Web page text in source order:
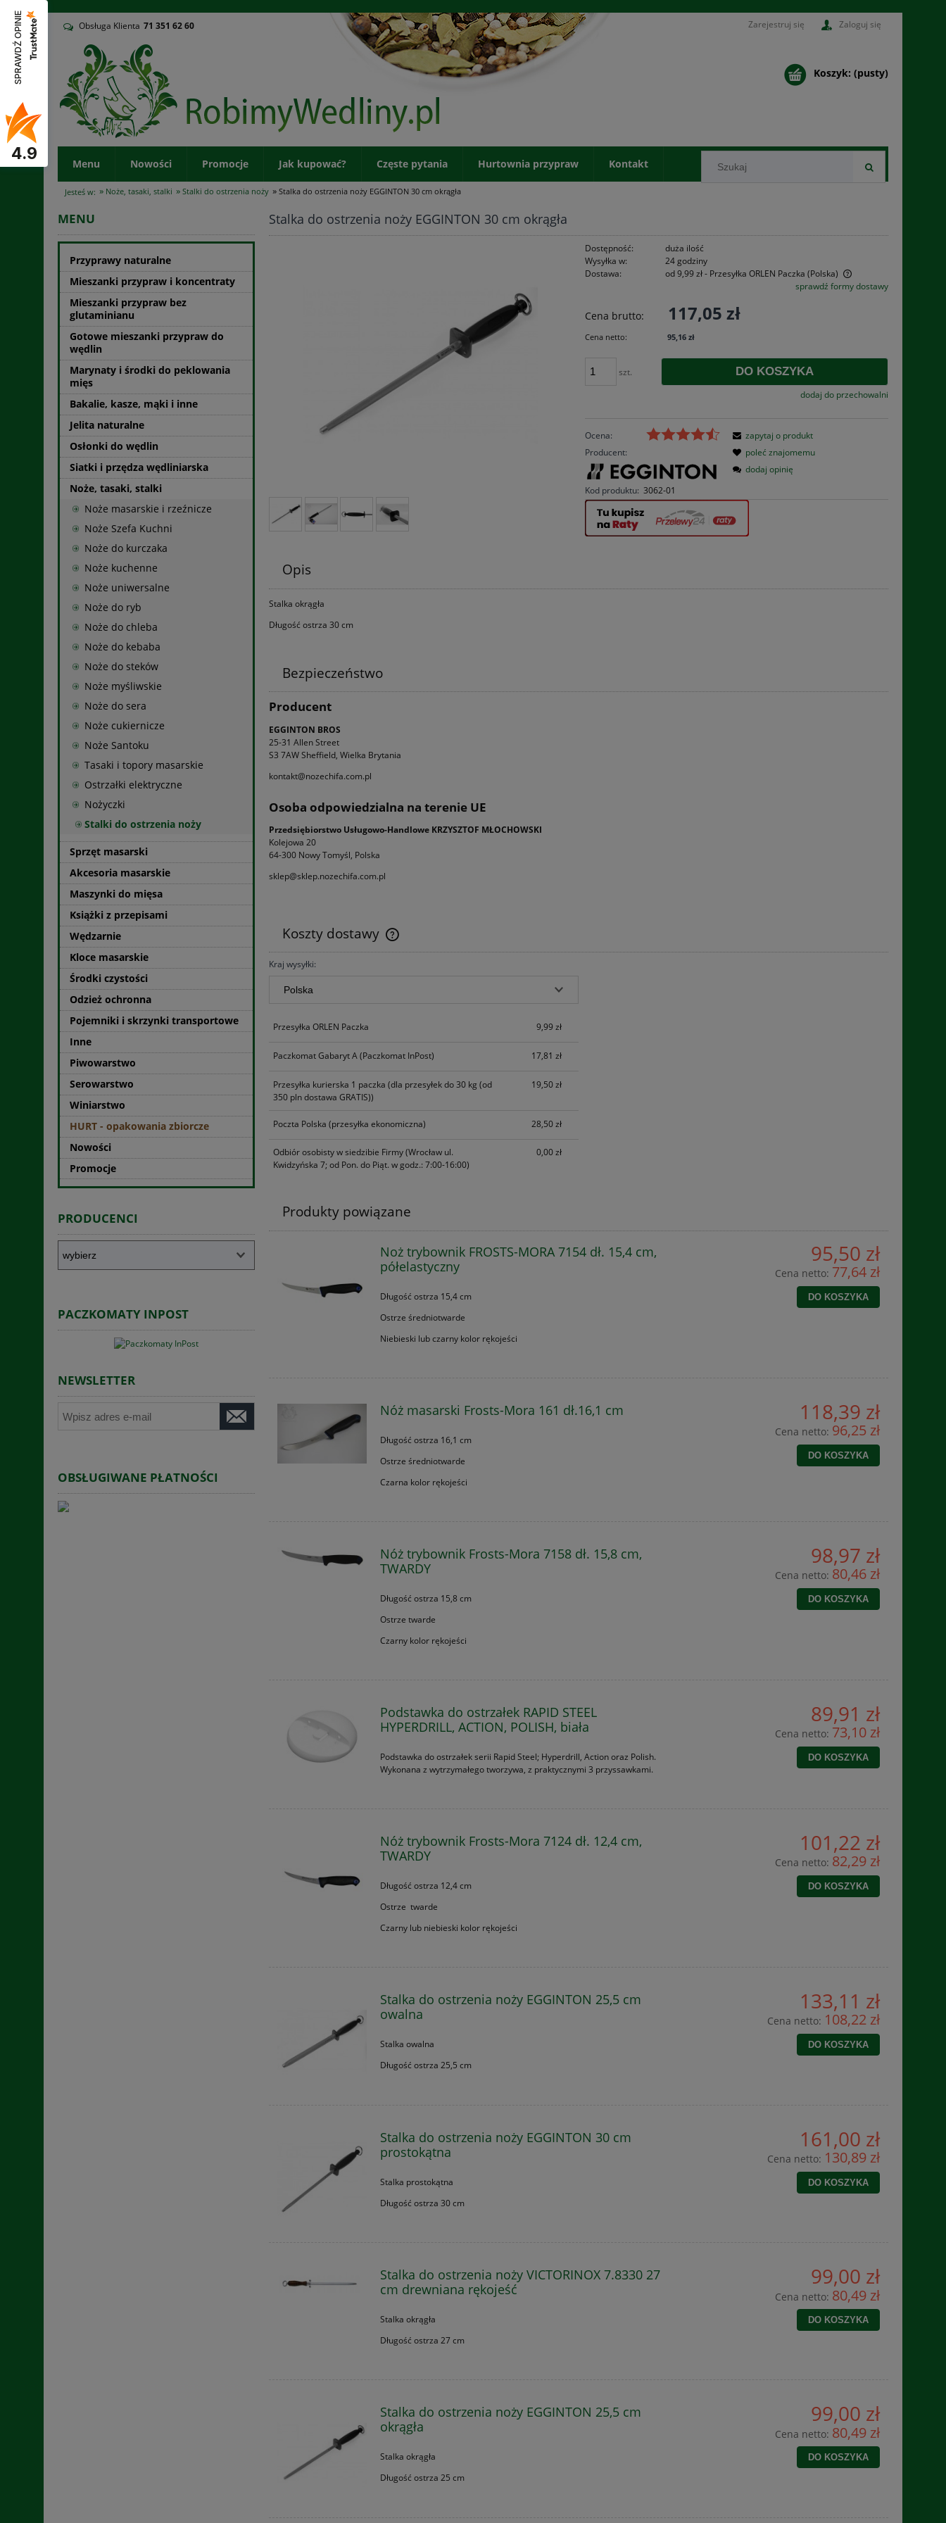
Obsługa Klienta 71 351 62 60 Zarejestruj się Zaloguj się
Koszyk: (pusty)
Menu Nowości Promocje Jak kupować? Częste pytania Hurtownia przypraw Kontakt
Jesteś w: » Noże, tasaki, stalki » Stalki do ostrzenia noży » Stalka do ostrzenia noży EGGINTON 30 cm okrągła
MENU
Przyprawy naturalne
Mieszanki przypraw i koncentraty
Mieszanki przypraw bez
glutaminianu
Gotowe mieszanki przypraw do
wędlin
Marynaty i środki do peklowania
mięs
Bakalie, kasze, mąki i inne
Jelita naturalne
Osłonki do wędlin
Siatki i przędza wędliniarska
Noże, tasaki, stalki
Noże masarskie i rzeźnicze
Noże Szefa Kuchni
Noże do kurczaka
Noże kuchenne
Noże uniwersalne
Noże do ryb
Noże do chleba
Noże do kebaba
Noże do steków
Noże myśliwskie
Noże do sera
Noże cukiernicze
Noże Santoku
Tasaki i topory masarskie
Ostrzałki elektryczne
Nożyczki
Stalki do ostrzenia noży
Sprzęt masarski
Akcesoria masarskie
Maszynki do mięsa
Książki z przepisami
Wędzarnie
Kloce masarskie
Środki czystości
Odzież ochronna
Pojemniki i skrzynki transportowe
Inne
Piwowarstwo
Serowarstwo
Winiarstwo
HURT - opakowania zbiorcze
Nowości
Promocje
PRODUCENCI
PACZKOMATY INPOST
NEWSLETTER
OBSŁUGIWANE PŁATNOŚCI
Stalka do ostrzenia noży EGGINTON 30 cm okrągła
Dostępność:
duża ilość
Wysyłka w:
24 godziny
Dostawa:
od 9,99 zł- Przesyłka ORLEN Paczka (Polska)
Cena nie zawiera ewentualnych kosztów
płatności
sprawdź formy dostawy
Cena brutto: 117,05 zł
Cena netto: 95,16 zł
szt. DO KOSZYKA
dodaj do przechowalni
Ocena:
Producent:
Kod produktu: 3062-01
zapytaj o produkt
poleć znajomemu
dodaj opinię
Opis
Stalka okrągła
Długość ostrza 30 cm
Bezpieczeństwo
Producent
EGGINTON BROS
25-31 Allen Street
S3 7AW Sheffield, Wielka Brytania
kontakt@nozechifa.com.pl
Osoba odpowiedzialna na terenie UE
Przedsiębiorstwo Usługowo-Handlowe KRZYSZTOF MŁOCHOWSKI
Kolejowa 20
64-300 Nowy Tomyśl, Polska
sklep@sklep.nozechifa.com.pl
Koszty dostawy
Kraj wysyłki:
Przesyłka ORLEN Paczka 9,99 zł
Paczkomat Gabaryt A(Paczkomat InPost) 17,81 zł
Przesyłka kurierska 1 paczka (dla przesyłek do 30 kg (od
350 pln dostawa GRATIS))
19,50 zł
Poczta Polska (przesyłka ekonomiczna) 28,50 zł
Odbiór osobisty w siedzibie Firmy(Wrocław ul.
Kwidzyńska 7; od Pon. do Piąt. w godz.: 7:00-16:00)
0,00 zł
Produkty powiązane
Noż trybownik FROSTS-MORA 7154 dł. 15,4 cm,
półelastyczny
Długość ostrza 15,4 cm
Ostrze średniotwarde
Niebieski lub czarny kolor rękojeści
95,50 zł
Cena netto: 77,64 zł
DO KOSZYKA
Nóż masarski Frosts-Mora 161 dł.16,1 cm
Długość ostrza 16,1 cm
Ostrze średniotwarde
Czarna kolor rękojeści
118,39 zł
Cena netto: 96,25 zł
DO KOSZYKA
Nóż trybownik Frosts-Mora 7158 dł. 15,8 cm,
TWARDY
Długość ostrza 15,8 cm
Ostrze twarde
Czarny kolor rękojeści
98,97 zł
Cena netto: 80,46 zł
DO KOSZYKA
Podstawka do ostrzałek RAPID STEEL
HYPERDRILL, ACTION, POLISH, biała
Podstawka do ostrzałek serii Rapid Steel; Hyperdrill, Action oraz Polish.
Wykonana z wytrzymałego tworzywa, z praktycznymi 3 przyssawkami.
89,91 zł
Cena netto: 73,10 zł
DO KOSZYKA
Nóż trybownik Frosts-Mora 7124 dł. 12,4 cm,
TWARDY
Długość ostrza 12,4 cm
Ostrze twarde
Czarny lub niebieski kolor rękojeści
101,22 zł
Cena netto: 82,29 zł
DO KOSZYKA
Stalka do ostrzenia noży EGGINTON 25,5 cm
owalna
Stalka owalna
Długość ostrza 25,5 cm
133,11 zł
Cena netto: 108,22 zł
DO KOSZYKA
Stalka do ostrzenia noży EGGINTON 30 cm
prostokątna
Stalka prostokątna
Długość ostrza 30 cm
161,00 zł
Cena netto: 130,89 zł
DO KOSZYKA
Stalka do ostrzenia noży VICTORINOX 7.8330 27
cm drewniana rękojeść
Stalka okrągła
Długość ostrza 27 cm
99,00 zł
Cena netto: 80,49 zł
DO KOSZYKA
Stalka do ostrzenia noży EGGINTON 25,5 cm
okrągła
Stalka okrągła
Długość ostrza 25 cm
99,00 zł
Cena netto: 80,49 zł
DO KOSZYKA
SPRAWDŹ OPINIE
4.9